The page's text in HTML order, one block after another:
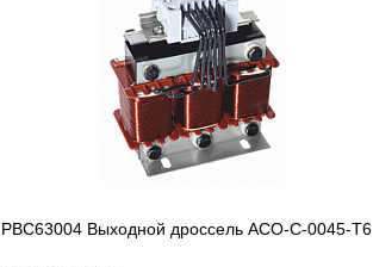
Сравнение
Под заказ
PBC63004 Выходной дроссель ACO-C-0045-T6